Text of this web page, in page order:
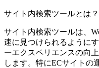
サイト内検索ツールとは？
サイト内検索ツールは、
速に見つけられるように
ーエクスペリエンスの向
します。特にECサイトの